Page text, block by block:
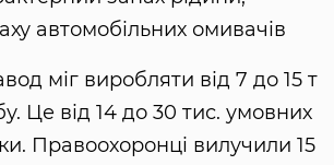
автомобільних омивачів
міг виробляти від 7 до 15 т
Це від 14 до 30 тис. умовних
Правоохоронці вилучили 15